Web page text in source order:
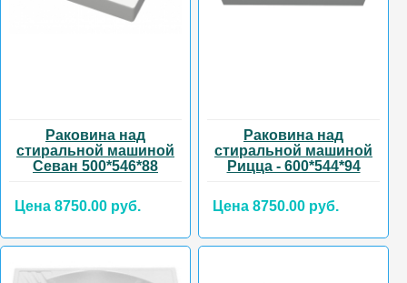
Раковина над
стиральной машиной
Севан 500*546*88
Цена 8750.00 руб.
Раковина над
стиральной машиной
Рицца - 600*544*94
Цена 8750.00 руб.